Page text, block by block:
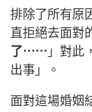
排除了所有原
直拒絕去面對
了⋯⋯ 」對此
出事」。
面對這場婚姻